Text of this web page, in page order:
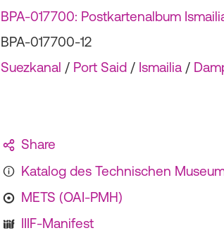
BPA-017700: Postkartenalbum
BPA-017700-12
Suezkanal / Port Said / Ismailia /
Share
Katalog des Technischen
METS (OAI-PMH)
IIIF-Manifest